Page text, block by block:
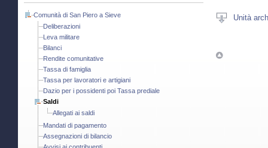
Comunità di San Piero a Sieve
Deliberazioni
Leva militare
Bilanci
Rendite comunitative
Tassa di famiglia
Tassa per lavoratori e artigiani
Dazio per i possidenti poi Tassa prediale
Saldi
Allegati ai saldi
Mandati di pagamento
Assegnazioni di bilancio
Unità